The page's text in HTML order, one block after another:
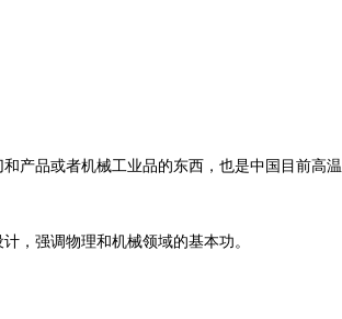
产品或者机械工业品的东西，也是中国目前高温
，强调物理和机械领域的基本功。